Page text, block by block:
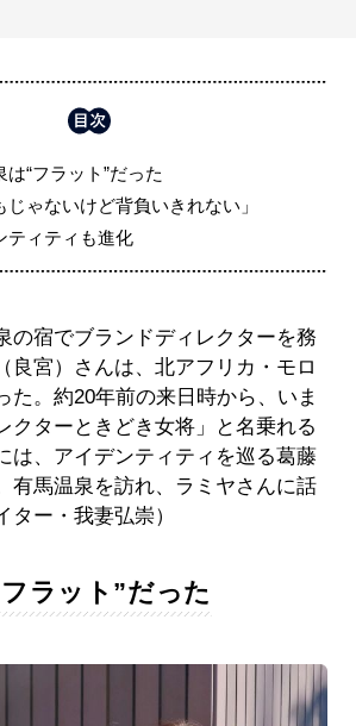
は“フラット”だった
じゃないけど背負いきれない」
ティティも進化
の宿でブランドディレクターを務
良宮）さんは、北アフリカ・モロ
た。約20年前の来日時から、いま
クターときどき女将」と名乗れる
は、アイデンティティを巡る葛藤
有馬温泉を訪れ、ラミヤさんに話
ター・我妻弘崇）
ラット”だった